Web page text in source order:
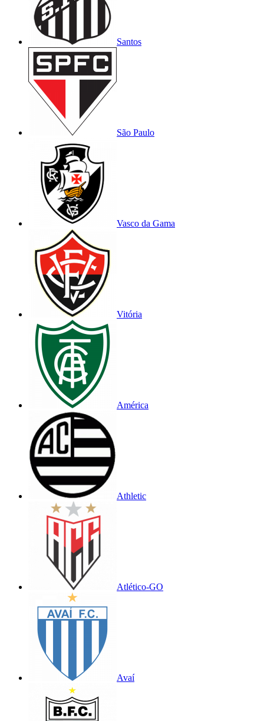
Santos
São Paulo
Vasco da Gama
Vitória
América
Athletic
Atlético-GO
Avaí